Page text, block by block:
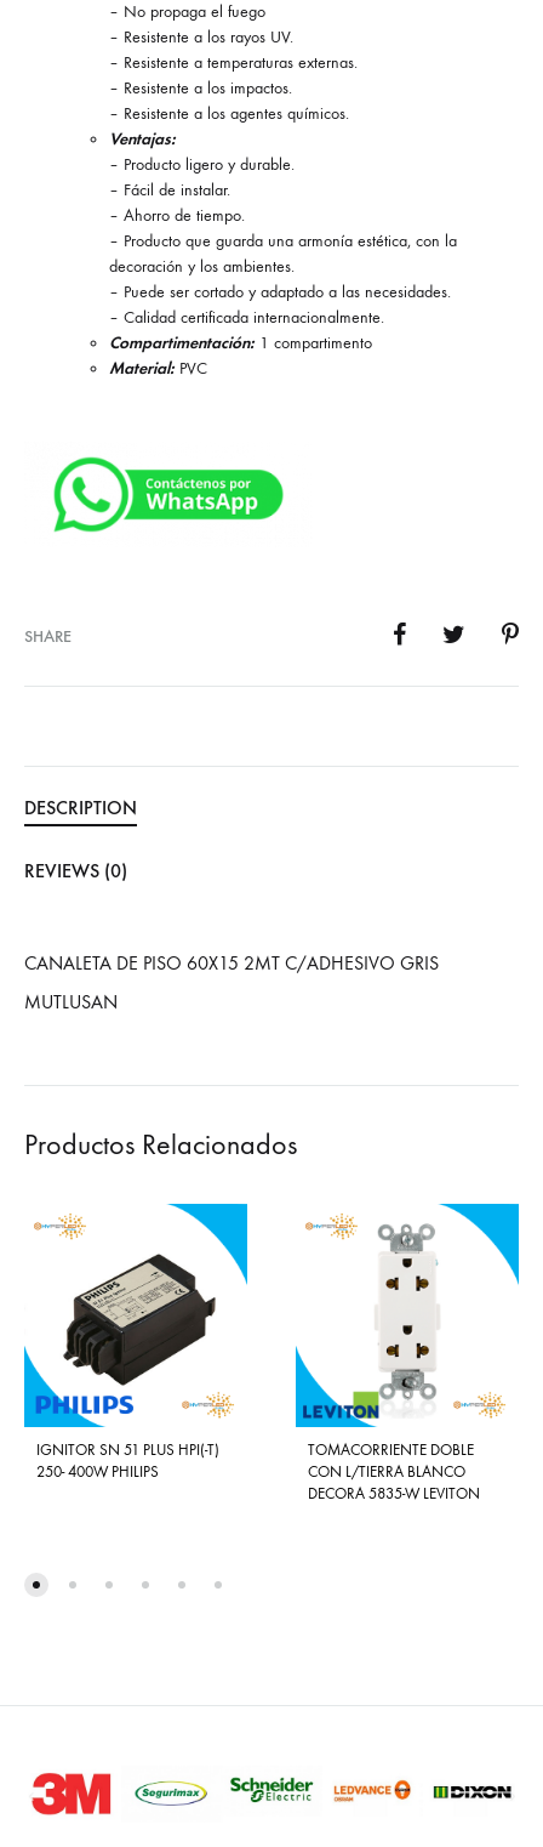
– No propaga el fuego
– Resistente a los rayos UV.
– Resistente a temperaturas externas.
– Resistente a los impactos.
– Resistente a los agentes químicos.
Ventajas:
– Producto ligero y durable.
– Fácil de instalar.
– Ahorro de tiempo.
– Producto que guarda una armonía estética, con la
decoración y los ambientes.
– Puede ser cortado y adaptado a las necesidades.
– Calidad certificada internacionalmente.
Compartimentación:1 compartimento
Material:PVC
SHARE
DESCRIPTION
REVIEWS (0)
CANALETA DE PISO 60X15 2MT C/ADHESIVO GRIS
MUTLUSAN
Productos Relacionados
IGNITOR SN 51 PLUS HPI(-T)
250- 400W PHILIPS
TOMACORRIENTE DOBLE
CON L/TIERRA BLANCO
DECORA 5835-W LEVITON